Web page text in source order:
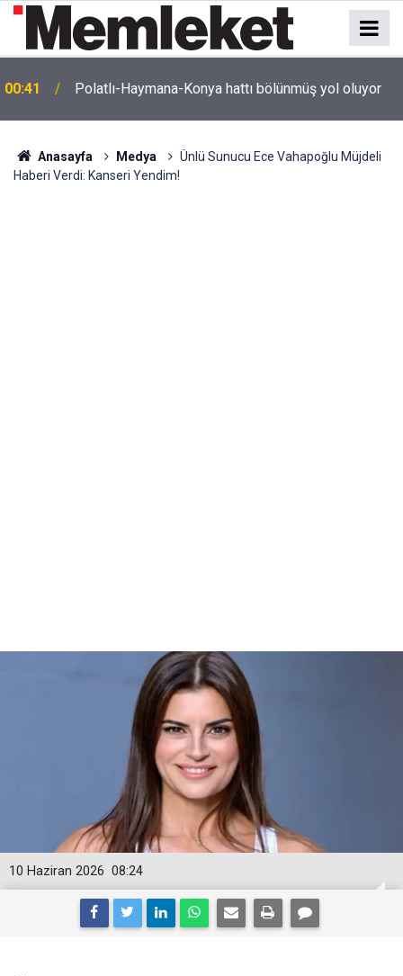
00:41 Polatlı-Haymana-Konya hattı bölünmüş yol oluyor
Anasayfa Medya
Ünlü Sunucu Ece Vahapoğlu Müjdeli
Haberi Verdi: Kanseri Yendim!
08:24
10 Haziran 2026